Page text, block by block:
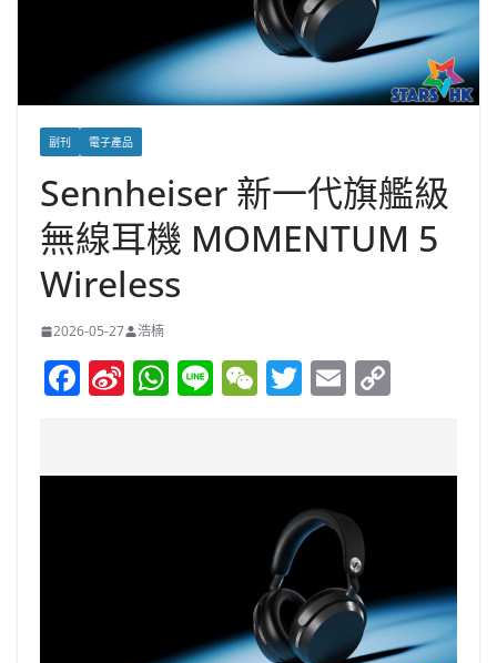
副刊 電子產品
Sennheiser 新一代旗艦級
無線耳機 MOMENTUM 5
Wireless
2026-05-27 浩楠
F
e
Si
W
W
s
Li W
h
at
T
er
E
l y
k